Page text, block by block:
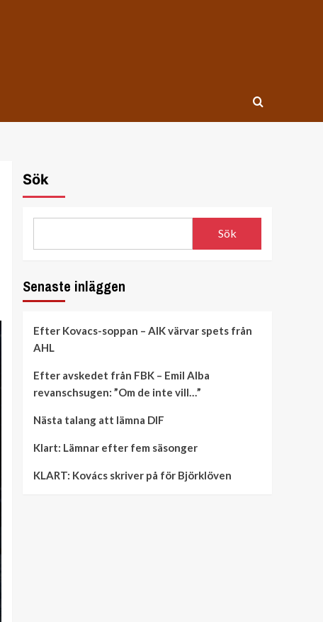
Sök
Sök
Senaste inläggen
Efter Kovacs-soppan – AIK värvar spets från
AHL
Efter avskedet från FBK – Emil Alba
revanschsugen: ”Om de inte vill…”
Nästa talang att lämna DIF
Klart: Lämnar efter fem säsonger
KLART: Kovács skriver på för Björklöven